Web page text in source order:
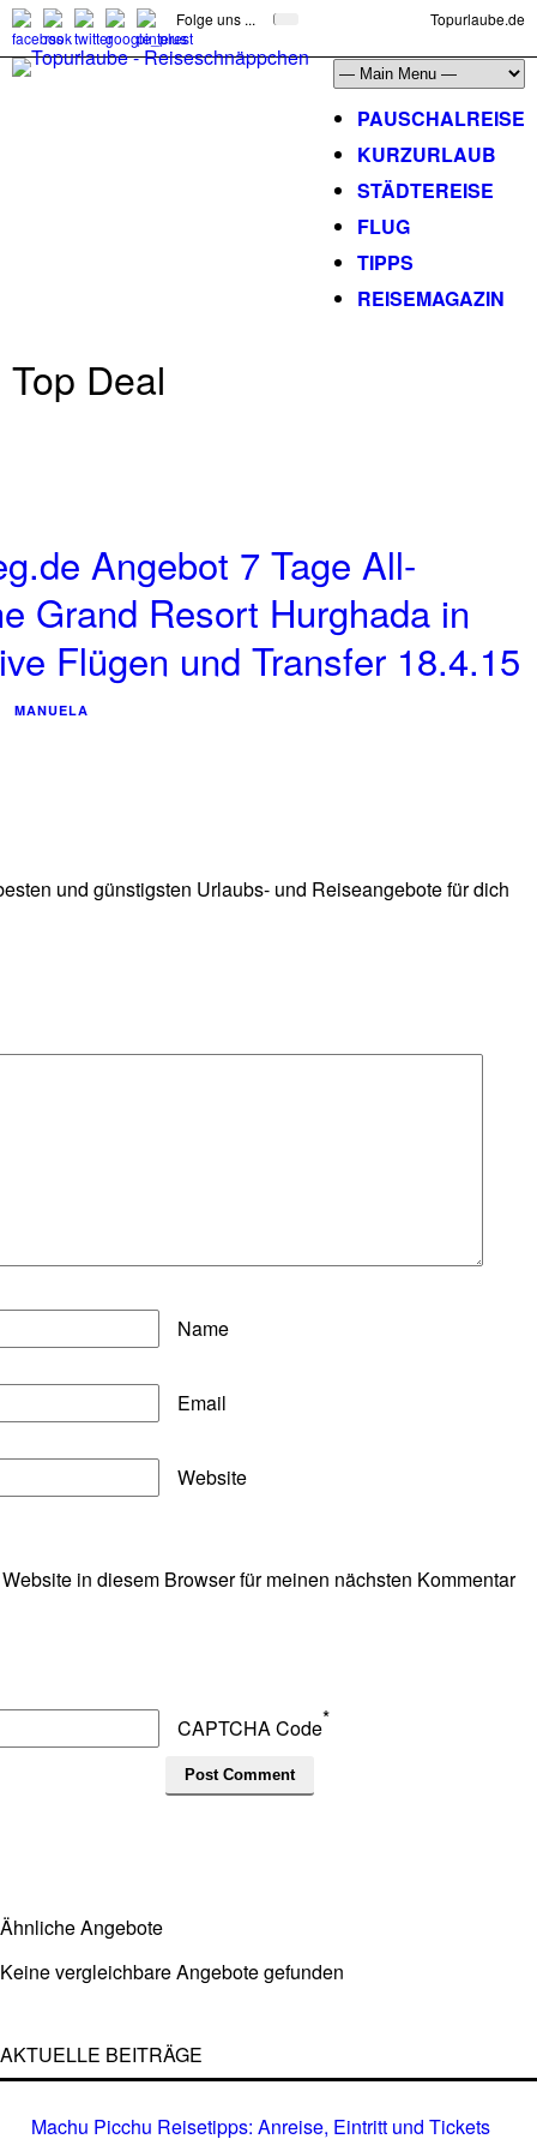
Folge uns ... Topurlaube.de
PAUSCHALREISE
KURZURLAUB
STÄDTEREISE
FLUG
TIPPS
REISEMAGAZIN
Top Deal
Angebot 7 Tage All-
Grand Resort Hurghada in
Flügen und Transfer 18.4.15
MANUELA
und günstigsten Urlaubs- und Reiseangebote für dich
Name
Email
Website
in diesem Browser für meinen nächsten Kommentar
CAPTCHA Code*
Ähnliche Angebote
Keine vergleichbare Angebote gefunden
AKTUELLE BEITRÄGE
Machu Picchu Reisetipps: Anreise, Eintritt und Tickets